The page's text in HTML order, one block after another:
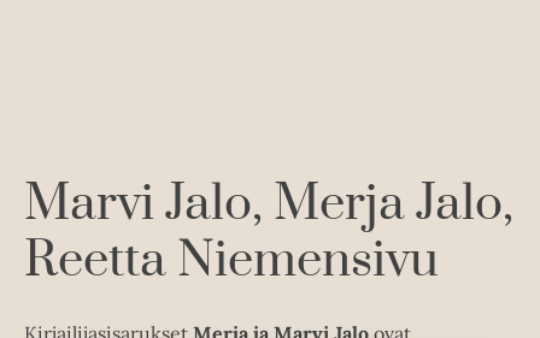
Marvi Jalo Merja Jalo
Reetta Niemensivu
Kirjailijasisarukset Merja ja Marvi Jalo ovat